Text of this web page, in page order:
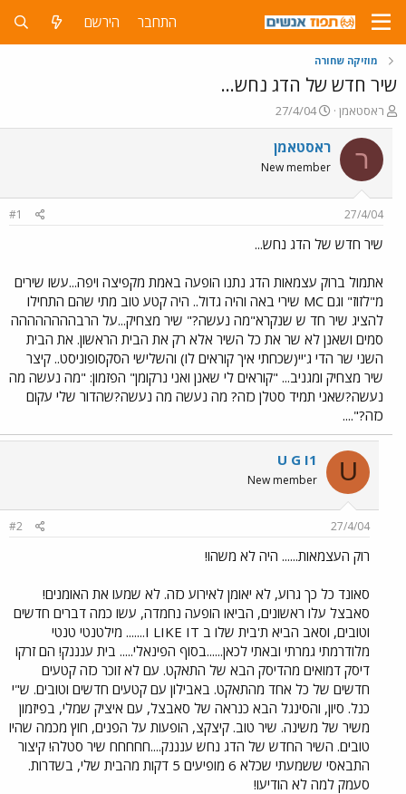
התחבר הירשם
מוזיקה שחורה
שיר חדש של הדג נחש...
פ
ו
ת
ח
ה
ש
א
ראסטאמן
פ
ו
ר
ס
ם
ר
27/4/04
ר ראסטאמן
New member
27/4/04
#1
שיר חדש של הדג נחש...
אתמול ברוק עצמאות הדג נתנו הופעה באמת מקפיצה ויפה...עשו שירים
מ"לזוז" וגם MC שירי באה והיה גדול.. היה קטע טוב מתי שהם התחילו
להציג שיר חד ש שנקרא"מה נעשה?" שיר מצחיק...על הרבהההההההה
סמים ושאנן לא שר את כל השיר אלא רק את הבית הראשון. את הבית
השני שר הדי ג'יי(שכחתי איך קוראים לו) והשלישי הסקסופוניסט.. קיצר
שיר מצחיק ומגניב... "קוראים לי שאנן ואני נרקומן" הפזמון: "מה נעשה מה
נעשה?שאני תמיד סטלן כזה? מה נעשה מה נעשה?שהדור שלי עקום
כזה?"....
U
U G I1
New member
27/4/04
#2
רוק העצמאות...... היה לא משהו!
סאונד כל כך גרוע, לא יאומן לאירוע כזה. לא שמעו את האומנים!
סאבצל עלו ראשונים, הביאו הופעה נחמדה, עשו כמה דברים חדשים
וטובים, וסאב הביא ת'בית שלו ב I LIKE IT....... מילטנטי טנטי
מלודרמתי גמרתי ובאתי לכאן......בסוף הפינאלי..... בית ענננק! הם זרקו
דיסק דמואים מהדיסק הבא של התאקט. עם לא זוכר כזה קטעים
חדשים של כל אחד מהתאקט. באבילון עם קטעים חדשים וטובים. ש"י
כנל. סיון, והסינגל הבא כנראה של סאבצל, עם איציק שמלי, בפיזמון
משיר של משינה. שיר טוב. קיצקצ, הופעות על הפנים, חוץ מכמה שהיו
טובים. השיר החדש של הדג נחש ענננק....חחחחח שיר סטלה! קיצור
התבאסי ששמעתי שכלא 6 מופיעים 5 דקות מהבית שלי, בשדרות.
סעמק למה לא הודיעו!